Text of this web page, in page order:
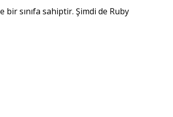
sınıfa sahiptir. Şimdi de Ruby